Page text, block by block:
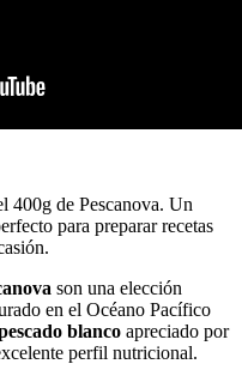
400g de Pescanova. Un
para preparar recetas
son una elección
en el Océano Pacífico
blanco apreciado por
perfil nutricional.